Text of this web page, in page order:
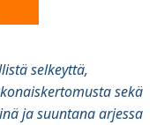
selkeyttä,
sekä
ja suuntana arjessa